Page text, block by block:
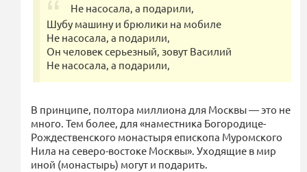
Не насосала, а подарили,
Шубу машину и брюлики на мобиле
Не насосала, а подарили,
Он человек серьезный, зовут Василий
Не насосала, а подарили,
В принципе, полтора миллиона для Москвы — это не
много. Тем более, для «наместника Богородице-
Рождественского монастыря епископа Муромского
Нила на северо-востоке Москвы». Уходящие в мир
иной (монастырь) могут и подарить.